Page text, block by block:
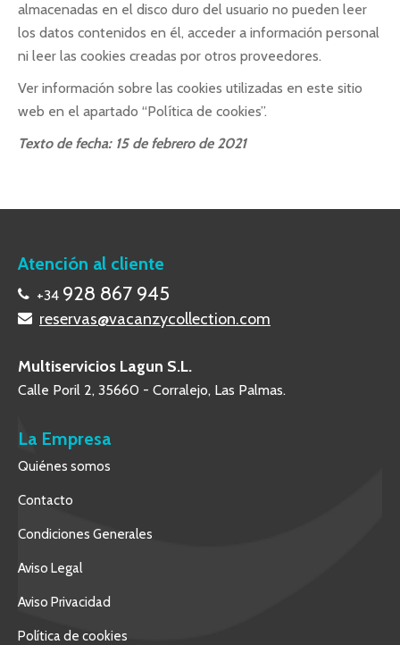
almacenadas en el disco duro del usuario no pueden leer
los datos contenidos en él, acceder a información personal
ni leer las cookies creadas por otros proveedores.
Ver información sobre las cookies utilizadas en este sitio
web en el apartado “Política de cookies”.
Texto de fecha: 15 de febrero de 2021
Atención al cliente
+34 928 867 945
reservas@vacanzycollection.com
Multiservicios Lagun S.L.
Calle Poril 2, 35660 - Corralejo, Las Palmas.
La Empresa
Quiénes somos
Contacto
Condiciones Generales
Aviso Legal
Aviso Privacidad
Política de cookies